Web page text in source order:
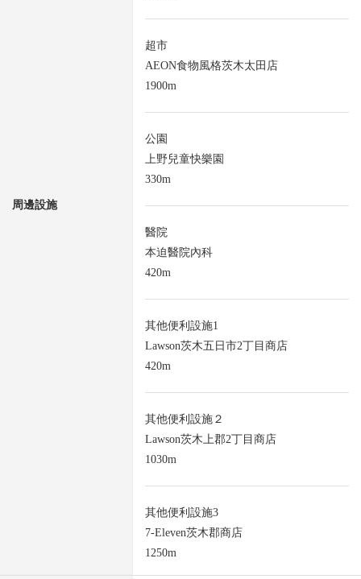
周邊設施
超市
AEON食物風格茨木太田店
1900m
公園
上野兒童快樂園
330m
醫院
本迫醫院內科
420m
其他便利設施1
Lawson茨木五日市2丁目商店
420m
其他便利設施２
Lawson茨木上郡2丁目商店
1030m
其他便利設施3
7-Eleven茨木郡商店
1250m